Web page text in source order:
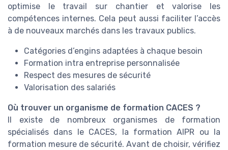
optimise le travail sur chantier et valorise les
compétences internes. Cela peut aussi faciliter l’accès
à de nouveaux marchés dans les travaux publics.
Catégories d’engins adaptées à chaque besoin
Formation intra entreprise personnalisée
Respect des mesures de sécurité
Valorisation des salariés
Où trouver un organisme de formation CACES ?
Il existe de nombreux organismes de formation
spécialisés dans le CACES, la formation AIPR ou la
formation mesure de sécurité. Avant de choisir, vérifiez